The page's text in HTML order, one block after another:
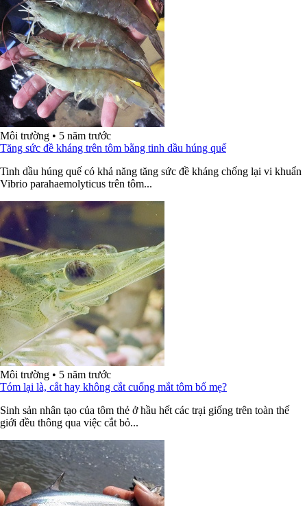
Môi trường • 5 năm trước
Tăng sức đề kháng trên tôm bằng tinh dầu húng quế
Tinh dầu húng quế có khả năng tăng sức đề kháng chống lại vi khuẩn
Vibrio parahaemolyticus trên tôm...
Môi trường • 5 năm trước
Tóm lại là, cắt hay không cắt cuống mắt tôm bố mẹ?
Sinh sản nhân tạo của tôm thẻ ở hầu hết các trại giống trên toàn thế
giới đều thông qua việc cắt bỏ...